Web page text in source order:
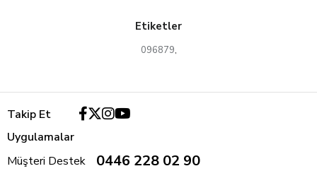
Etiketler
096879,
Takip Et
Uygulamalar
Müşteri Destek
0446 228 02 90